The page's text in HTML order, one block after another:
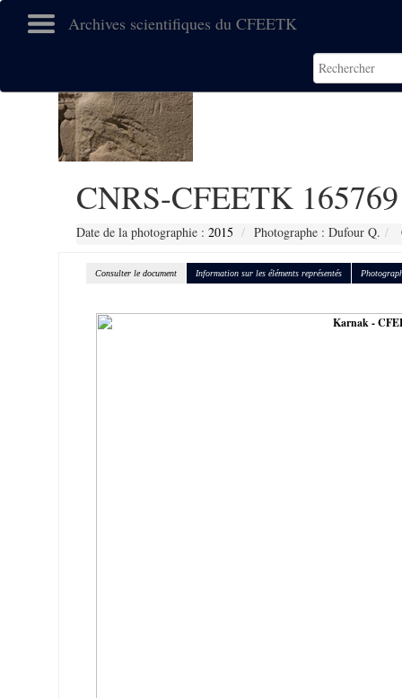
Archives scientifiques du CFEETK
CNRS-CFEETK 165769
Date de la photographie : 2015 Photographe : Dufour Q.
Consulter le document Information sur les éléments représentés